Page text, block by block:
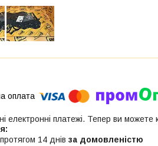
електронні платежі. Тепер ви
14 днів за домовленістю